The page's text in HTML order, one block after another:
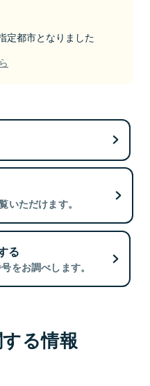
定都市となりました
いただけます。
る
をお調べします。
る情報